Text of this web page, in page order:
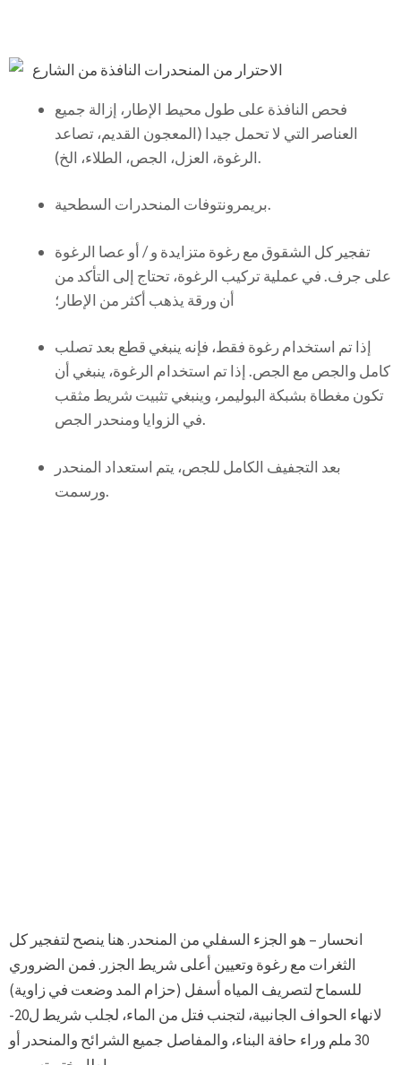
الاحترار من المنحدرات النافذة من الشارع
فحص النافذة على طول محيط الإطار، إزالة جميع
العناصر التي لا تحمل جيدا (المعجون القديم، تصاعد
الرغوة، العزل، الجص، الطلاء، الخ).
بريمرونتوفات المنحدرات السطحية.
تفجير كل الشقوق مع رغوة متزايدة و / أو عصا الرغوة
على جرف. في عملية تركيب الرغوة، تحتاج إلى التأكد من
أن ورقة يذهب أكثر من الإطار؛
إذا تم استخدام رغوة فقط، فإنه ينبغي قطع بعد تصلب
كامل والجص مع الجص. إذا تم استخدام الرغوة، ينبغي أن
تكون مغطاة بشبكة البوليمر، وينبغي تثبيت شريط مثقب
في الزوايا ومنحدر الجص.
بعد التجفيف الكامل للجص، يتم استعداد المنحدر
ورسمت.
انحسار – هو الجزء السفلي من المنحدر. هنا ينصح لتفجير كل
الثغرات مع رغوة وتعيين أعلى شريط الجزر. فمن الضروري
للسماح لتصريف المياه أسفل (حزام المد وضعت في زاوية)
لانهاء الحواف الجانبية، لتجنب فتل من الماء، لجلب شريط ل20-
30 ملم وراء حافة البناء، والمفاصل جميع الشرائح والمنحدر أو